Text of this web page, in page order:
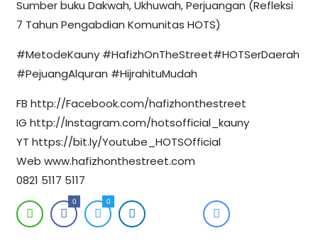
Sumber buku Dakwah, Ukhuwah, Perjuangan (Refleksi
7 Tahun Pengabdian Komunitas HOTS)
#MetodeKauny #HafizhOnTheStreet#HOTSerDaerah
#PejuangAlquran #HijrahituMudah
FB http://Facebook.com/hafizhonthestreet
IG http://Instagram.com/hotsofficial_kauny
YT https://bit.ly/Youtube_HOTSOfficial
Web www.hafizhonthestreet.com
0821 5117 5117
0 0